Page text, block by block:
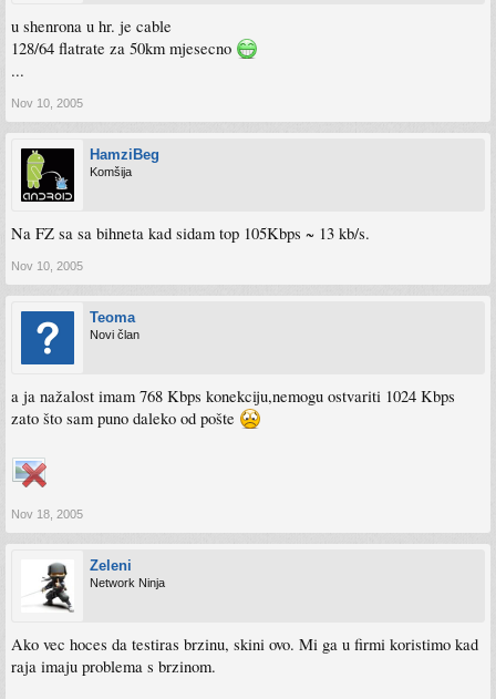
u shenrona u hr. je cable
128/64 flatrate za 50km mjesecno
...
Nov 10, 2005
HamziBeg
Komšija
Na FZ sa sa bihneta kad sidam top 105Kbps ~ 13 kb/s.
Nov 10, 2005
Teoma
Novi član
a ja nažalost imam 768 Kbps konekciju,nemogu ostvariti 1024 Kbps
zato što sam puno daleko od pošte
Nov 18, 2005
Zeleni
Network Ninja
Ako vec hoces da testiras brzinu, skini ovo. Mi ga u firmi koristimo kad
raja imaju problema s brzinom.